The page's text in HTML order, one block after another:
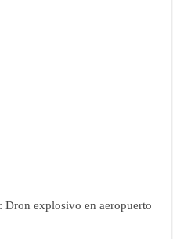
Dron explosivo en aeropuerto